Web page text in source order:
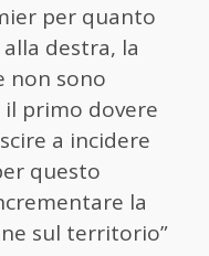
per quanto
destra, la
non sono
primo dovere
a incidere
questo
la
sul territorio”